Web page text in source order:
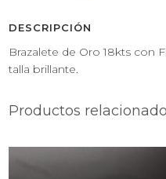
DESCRIPCIÓN
Brazalete de Oro 18kts con
talla brillante.
Productos